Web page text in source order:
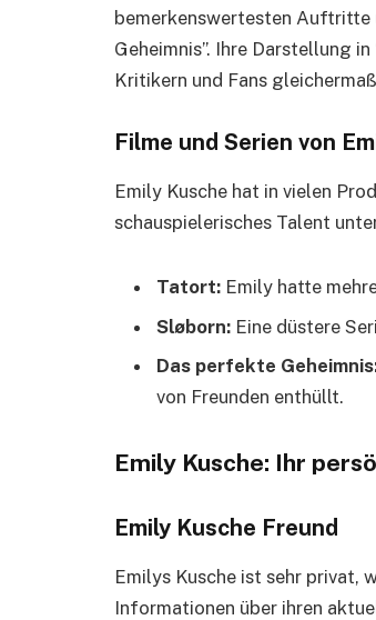
bemerkenswertesten Auftritte
Geheimnis”. Ihre Darstellung
Kritikern und Fans
Filme und Serien von
Emily Kusche hat in vielen
schauspielerisches Talent
Tatort: Emily hatte
Sløborn: Eine düstere
Das perfekte
von Freunden enthüllt.
Emily Kusche: Ihr
Emily Kusche Freund
Emilys Kusche ist sehr privat,
Informationen über ihren